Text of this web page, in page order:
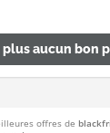
plus aucun bon
offres de